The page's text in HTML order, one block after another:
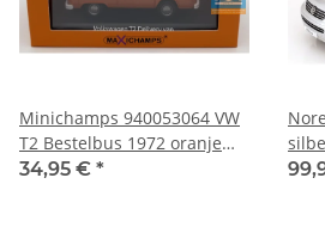
Minichamps 940053064 VW
T2 Bestelbus 1972 oranje
1:43
34,95 € *